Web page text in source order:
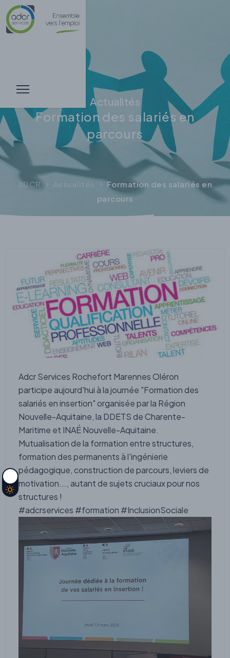
Actualités
Formation des salariés en
parcours
ADCR Actualités
Formation des salariés en
parcours
Adcr Services Rochefort Marennes Oléron
participe aujourd'hui à la journée "Formation des
salariés en insertion" organisée par la Région
Nouvelle-Aquitaine, la DDETS de Charente-
Maritime et INAÉ Nouvelle-Aquitaine.
Mutualisation de la formation entre structures,
formation des permanents à l'ingénierie
pédagogique, construction de parcours, leviers de
motivation..., autant de sujets cruciaux pour nos
structures !
#adcrservices #formation #InclusionSociale